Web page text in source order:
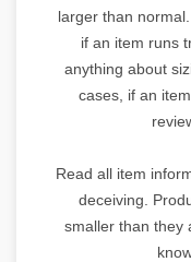
larger than
if an item runs
anything about
cases, if an
Read all item
deceiving.
smaller than they